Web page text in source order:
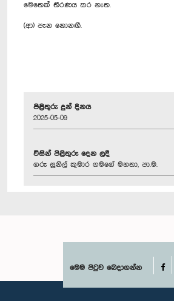
මෙතෙක් තීරණය කර නැත.
(ආ) පැන නොනඟී.
පිළිතුරු දුන් දිනය
2025-05-09
විසින් පිළිතුරු දෙන ලදී
ගරු සුනිල් කුමාර ගමගේ මහතා, පා.ම.
මෙම පිටුව බෙදාගන්න